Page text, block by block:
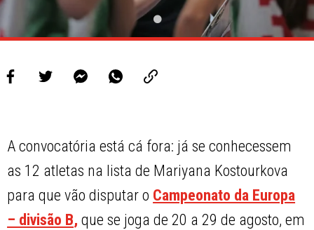
A convocatória está cá fora: já se conhecessem
as 12 atletas na lista de Mariyana Kostourkova
para que vão disputar o Campeonato da Europa
– divisão B, que se joga de 20 a 29 de agosto, em